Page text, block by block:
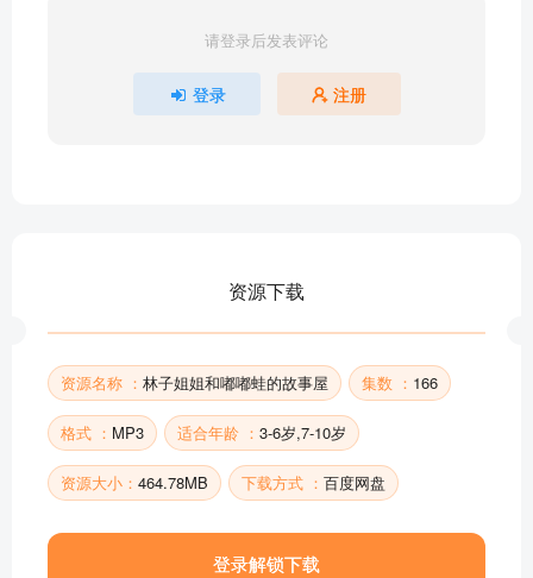
部分目录展示 ▶ 下载后解锁 166 首完整音频
请登录后发表评论
登录 注册
资源下载
资源名称 ： 林子姐姐和嘟嘟蛙的故事屋 集数 ： 166
格式 ： MP3 适合年龄 ： 3-6岁,7-10岁
资源大小： 464.78MB 下载方式 ： 百度网盘
登录解锁下载